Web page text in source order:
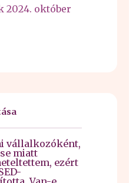
2024. október
vállalkozóként,
miatt
ezért